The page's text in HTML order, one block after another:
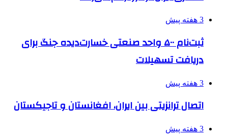
3 هفته پیش
ثبت‌نام ۵۰۰ واحد صنعتی خسارت‌دیده جنگ برای
دریافت تسهیلات
3 هفته پیش
اتصال ترانزیتی بین ایران، افغانستان و تاجیکستان
3 هفته پیش